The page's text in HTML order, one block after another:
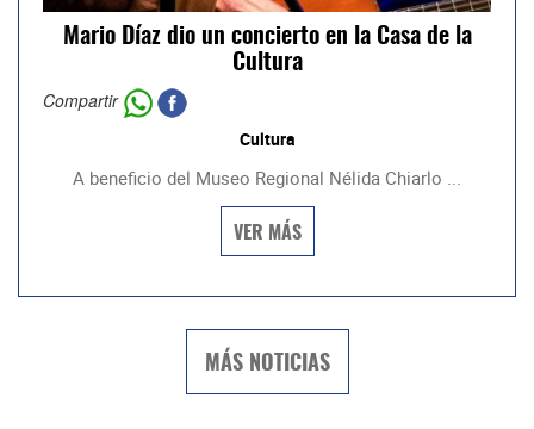
Mario Díaz dio un concierto en la Casa de la
Cultura
Compartir
Cultura
A beneficio del Museo Regional Nélida Chiarlo ...
VER MÁS
MÁS NOTICIAS